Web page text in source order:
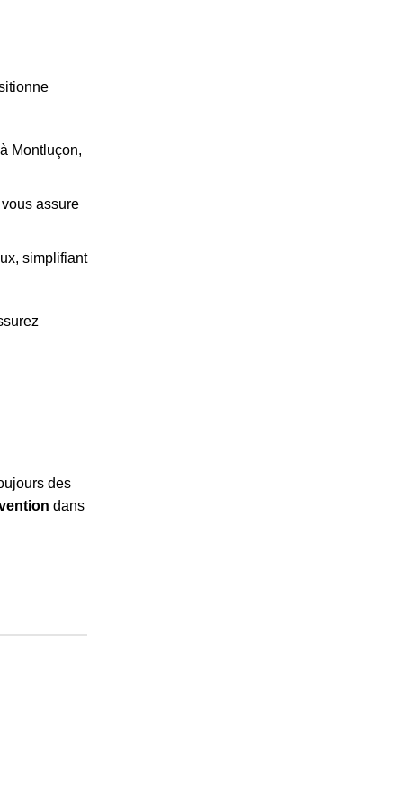
Montluçon,
assure
simplifiant
des
dans